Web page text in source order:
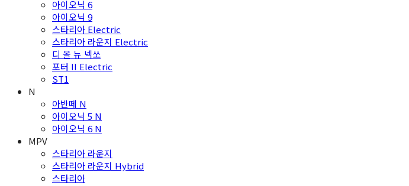
아이오닉 6
아이오닉 9
스타리아 Electric
스타리아 라운지 Electric
디 올 뉴 넥쏘
포터 II Electric
ST1
N
아반떼 N
아이오닉 5 N
아이오닉 6 N
MPV
스타리아 라운지
스타리아 라운지 Hybrid
스타리아